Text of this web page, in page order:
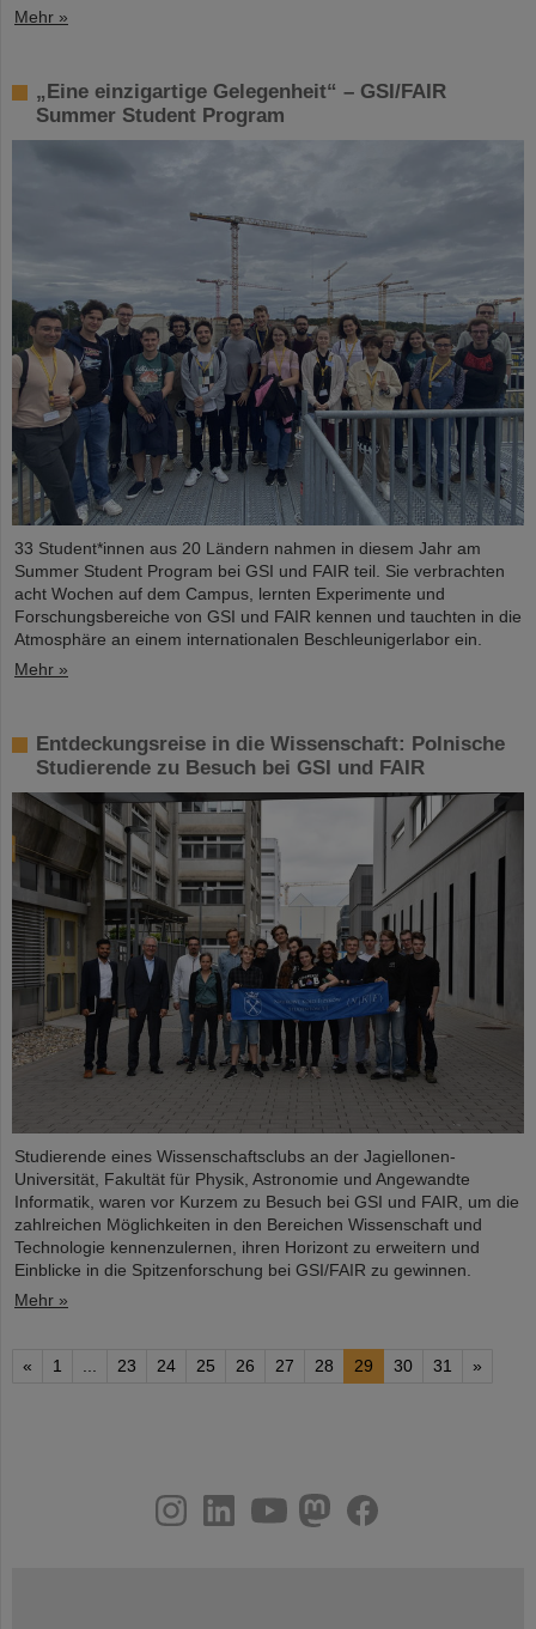
Mehr »
„Eine einzigartige Gelegenheit“ – GSI/FAIR
Summer Student Program
33 Student*innen aus 20 Ländern nahmen in diesem Jahr am
Summer Student Program bei GSI und FAIR teil. Sie verbrachten
acht Wochen auf dem Campus, lernten Experimente und
Forschungsbereiche von GSI und FAIR kennen und tauchten in die
Atmosphäre an einem internationalen Beschleunigerlabor ein.
Mehr »
Entdeckungsreise in die Wissenschaft: Polnische
Studierende zu Besuch bei GSI und FAIR
Studierende eines Wissenschaftsclubs an der Jagiellonen-
Universität, Fakultät für Physik, Astronomie und Angewandte
Informatik, waren vor Kurzem zu Besuch bei GSI und FAIR, um die
zahlreichen Möglichkeiten in den Bereichen Wissenschaft und
Technologie kennenzulernen, ihren Horizont zu erweitern und
Einblicke in die Spitzenforschung bei GSI/FAIR zu gewinnen.
Mehr »
« 1 23 24 25 26 27 28 29 30 31 »
youtube
helmholtz.social
facebook